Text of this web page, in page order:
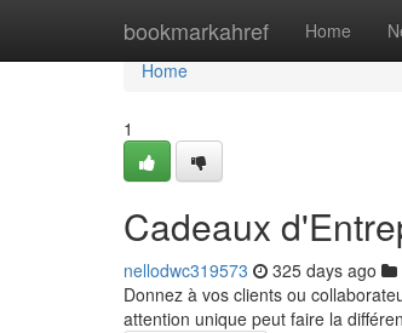
bookmarkahref Home
Home
Home
1
Cadeaux
nellodwc319573 325 days ago
Donnez à vos clients ou
attention unique peut faire la